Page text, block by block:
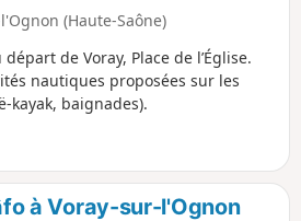
(Haute-Saône)
de Voray, Place de l’Église.
nautiques proposées sur les
kayak, baignades).
à Voray-sur-l'Ognon